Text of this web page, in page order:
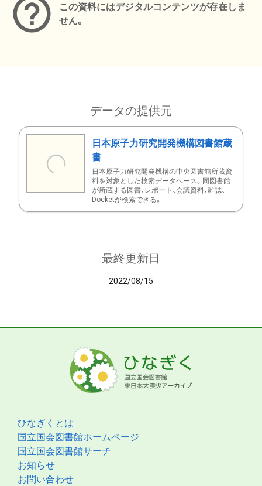
この資料にはデジタルコンテンツが存在しま
せん。
データの提供元
日本原子力研究開発機構図書館蔵
書
日本原子力研究開発機構の中央図書館所蔵資
料を対象とした検索データベース。同図書館
が所蔵する図書、レポート、会議資料、雑誌、
Docketが検索できる。
最終更新日
2022/08/15
ひなぎくとは
国立国会図書館ホームページ
国立国会図書館サーチ
お知らせ
お問い合わせ